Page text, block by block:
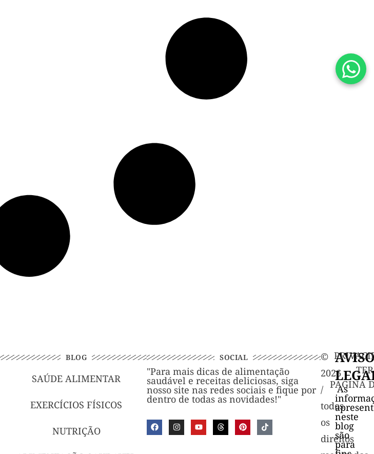
BLOG
SAÚDE ALIMENTAR
EXERCÍCIOS FÍSICOS
NUTRIÇÃO
SOCIAL
"Para mais dicas de alimentação
saudável e receitas deliciosas, siga
nosso site nas redes sociais e fique por
dentro de todas as novidades!"
©️
2026
/
todos
os
direitos
PAGINA
As
neste
blog
são
para